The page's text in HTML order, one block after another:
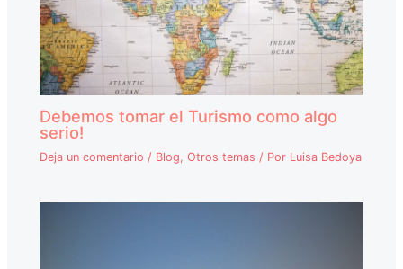
Debemos tomar el Turismo como algo
serio!
Deja un comentario / Blog,Otros temas / Por Luisa Bedoya